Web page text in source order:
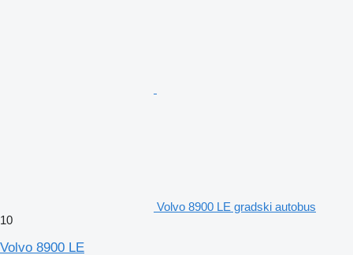
Volvo 8900 LE gradski autobus
10
Volvo 8900 LE